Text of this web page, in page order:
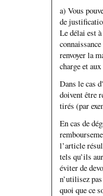
a) Vous
de
Le délai est
renvoyer la
charge et
Dans le cas
doivent être
tirés (par
En cas de
l’article
tels qu’ils
éviter de
n’utilisez
quoi que ce